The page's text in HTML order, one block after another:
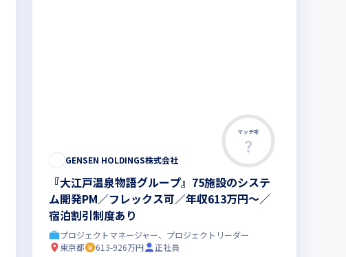
マッチ率
GENSEN HOLDINGS株式会社
『大江戸温泉物語グループ』75施設のシステ
ム開発PM／フレックス可／年収613万円〜／
宿泊割引制度あり
プロジェクトマネージャー、プロジェクトリーダー
東京都
613-926万円 正社員